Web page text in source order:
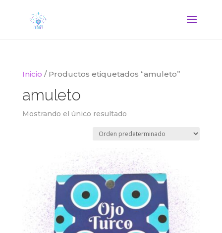
Inicio / Productos etiquetados “amuleto”
amuleto
Mostrando el único resultado